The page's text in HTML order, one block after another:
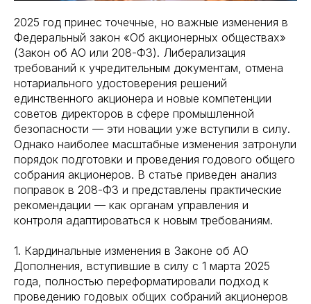
2025 год принес точечные, но важные изменения в
Федеральный закон «Об акционерных обществах»
(Закон об АО или 208-ФЗ). Либерализация
требований к учредительным документам, отмена
нотариального удостоверения решений
единственного акционера и новые компетенции
советов директоров в сфере промышленной
безопасности — эти новации уже вступили в силу.
Однако наиболее масштабные изменения затронули
порядок подготовки и проведения годового общего
собрания акционеров. В статье приведен анализ
поправок в 208-ФЗ и представлены практические
рекомендации — как органам управления и
контроля адаптироваться к новым требованиям.
1. Кардинальные изменения в Законе об АО
Дополнения, вступившие в силу с 1 марта 2025
года, полностью переформатировали подход к
проведению годовых общих собраний акционеров